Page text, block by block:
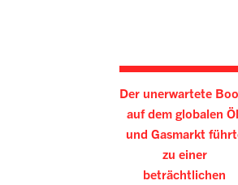
Der unerwartete
auf dem globalen
und Gasmarkt
zu einer
beträchtlichen